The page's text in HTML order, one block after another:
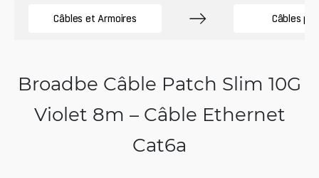
Câbles et Armoires Câbles
Broadbe Câble Patch Slim 10G
Violet 8m – Câble Ethernet
Cat6a